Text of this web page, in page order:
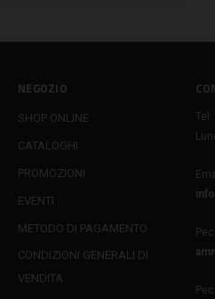
NEGOZIO
SHOP ONLINE
CATALOGHI
PROMOZIONI
EVENTI
METODO DI PAGAMENTO
CONDIZIONI GENERALI DI
VENDITA
Tel: